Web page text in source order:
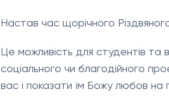
Настав час щорічного
Це можливість для студентів та
соціального чи благодійного
вас і показати їм Божу любов на